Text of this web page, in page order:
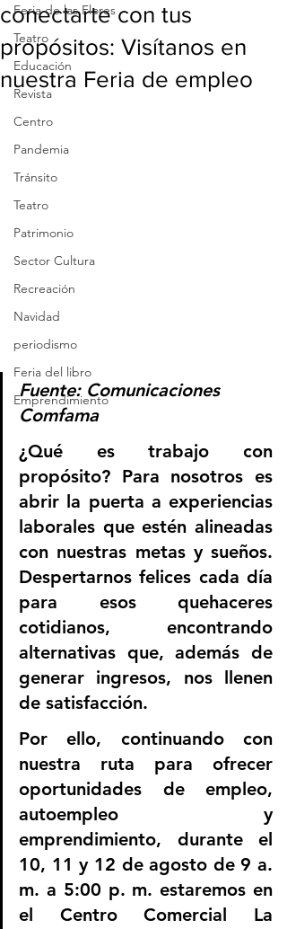
Feria de las Flores
Teatro
Educación
Revista
Centro
Pandemia
Tránsito
Teatro
Patrimonio
Sector Cultura
Recreación
Navidad
periodismo
Feria del libro
Emprendimiento
conectarte con tus
propósitos: Visítanos en
nuestra Feria de empleo
Fuente: Comunicaciones
Comfama
¿Qué es trabajo con
propósito? Para nosotros es
abrir la puerta a experiencias
laborales que estén alineadas
con nuestras metas y sueños.
Despertarnos felices cada día
para esos quehaceres
cotidianos, encontrando
alternativas que, además de
generar ingresos, nos llenen
de satisfacción.
Por ello, continuando con
nuestra ruta para ofrecer
oportunidades de empleo,
autoempleo y
emprendimiento, durante el
10, 11 y 12 de agosto de 9 a.
m. a 5:00 p. m. estaremos en
el Centro Comercial La